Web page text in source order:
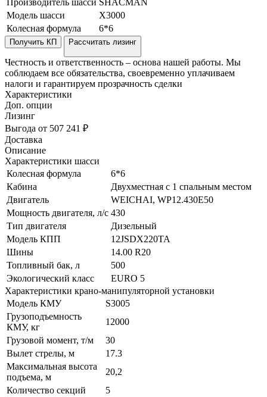
Модель шасси
X3000
Колесная формула
6*6
Получить КП Рассчитать лизинг
Честность и ответственность – основа нашей работы. Мы
соблюдаем все обязательства, своевременно уплачиваем
налоги и гарантируем прозрачность сделки
Характеристики
Доп. опции
Лизинг
Выгода от 507 241 ₽
Доставка
Описание
Характеристики шасси
Колесная формула
6*6
Кабина
Двухместная с 1 спальным местом
Двигатель
WEICHAI, WP12.430Е50
Мощность двигателя, л/с 430
Тип двигателя
Дизельный
Модель КПП
12JSDX220TA
Шины
14.00 R20
Топливный бак, л
500
Экологический класс
EURO 5
Характеристики крано-манипуляторной установки
Модель КМУ
S3005
Грузоподъемность
КМУ, кг
12000
Грузовой момент, т/м
30
Вылет стрелы, м
17.3
Максимальная высота
подъема, м
20,2
Количество секций
5